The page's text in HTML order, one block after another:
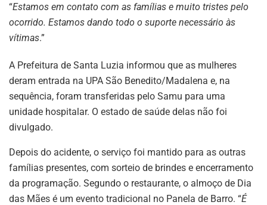
“Estamos em contato com as famílias e muito tristes pelo
ocorrido. Estamos dando todo o suporte necessário às
vítimas.”
A Prefeitura de Santa Luzia informou que as mulheres
deram entrada na UPA São Benedito/Madalena e, na
sequência, foram transferidas pelo Samu para uma
unidade hospitalar. O estado de saúde delas não foi
divulgado.
Depois do acidente, o serviço foi mantido para as outras
famílias presentes, com sorteio de brindes e encerramento
da programação. Segundo o restaurante, o almoço de Dia
das Mães é um evento tradicional no Panela de Barro. “É